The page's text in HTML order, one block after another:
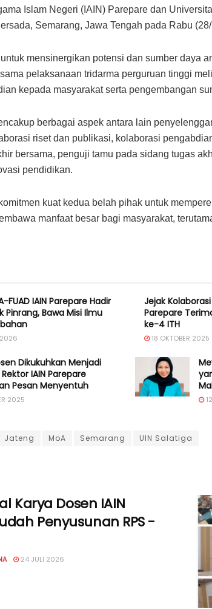
Islam Negeri (IAIN) Parepare dan
Semarang, Jawa Tengah pada Rabu
mensinergikan potensi dan sumber daya
pelaksanaan tridarma perguruan tinggi
kepada masyarakat serta pengembangan
berbagai aspek antara lain
riset dan publikasi, kolaborasi
bersama, penguji tamu pada sidang tugas
pendidikan.
kuat kedua belah pihak untuk
manfaat besar bagi masyarakat,
FUAD IAIN Parepare Hadir
Pinrang, Bawa Misi Ilmu
Jejak
Parepare
ke-4 ITH
18 OKTOBER 2025
Dikukuhkan Menjadi
IAIN Parepare
Pesan Menyentuh
2025
Jateng MoA Semarang UIN Salatiga
Karya Dosen IAIN
Penyusunan RPS -
24 JULI 2026